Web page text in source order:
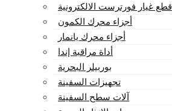
قطع غيار فورترست الالكترونية
أجزاء محرك الكمون
أجزاء محرك يانمار
أداة مراقبة إندا
بوربيلر البحرية
تجهيزات السفينة
آلات سطح السفينة